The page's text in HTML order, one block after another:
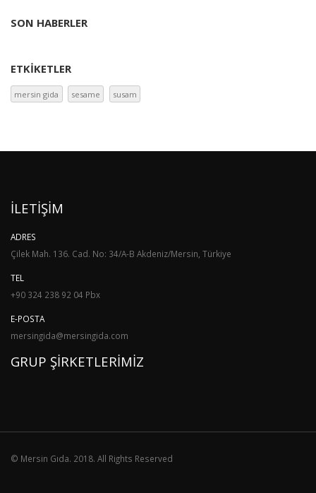
SON HABERLER
ETKIKETLER
mersin gida sesame susam
İLETIŞIM
ADRES
Çilek Mah. 136. Cad. No: 34/A-B Akdeniz/Mersin, Türkiye
TEL
+90 324 238 92 04 Pbx
E-POSTA
mersingida@mersingida.com
GRUP ŞIRKETLERIMIZ
© Mersin Gıda. 2018. All Rights Reserved